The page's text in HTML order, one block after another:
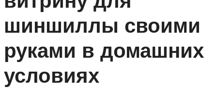
шиншиллы своими
руками в домашних
условиях